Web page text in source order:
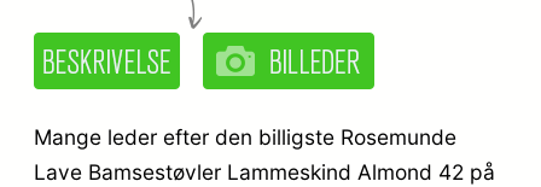
k
r
3
9
9
,
Mange leder efter den billigste Rosemunde
Lave Bamsestøvler Lammeskind Almond 42 på